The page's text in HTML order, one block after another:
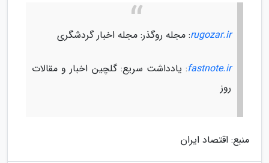
rugozar.ir: مجله روگذر: مجله اخبار گردشگری
fastnote.ir: یادداشت سریع: گلچین اخبار و مقالات
روز
منبع: اقتصاد ایران